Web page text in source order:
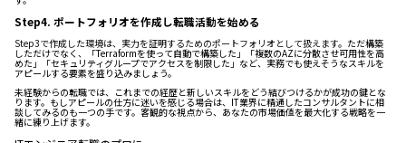
Step4. ポートフォリオを作成し転職活動を始める
Step3で作成した環境は、実力を証明するためのポートフォリオとして扱えます。ただ構築
しただけでなく、「Terraformを使って自動で構築した」「複数のAZに分散させ可用性を高
めた」「セキュリティグループでアクセスを制限した」など、実務でも使えそうなスキルを
アピールする要素を盛り込みましょう。
未経験からの転職では、これまでの経歴と新しいスキルをどう結びつけるかが成功の鍵とな
ります。もしアピールの仕方に迷いを感じる場合は、IT業界に精通したコンサルタントに相
談してみるのも一つの手です。客観的な視点から、あなたの市場価値を最大化する戦略を一
緒に練り上げます。